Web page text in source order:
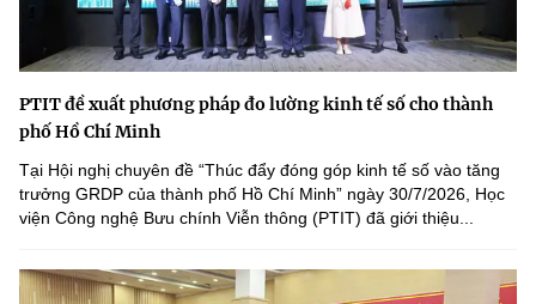
PTIT đề xuất phương pháp đo lường kinh tế số cho thành
phố Hồ Chí Minh
Tại Hội nghị chuyên đề “Thúc đẩy đóng góp kinh tế số vào tăng
trưởng GRDP của thành phố Hồ Chí Minh” ngày 30/7/2026, Học
viện Công nghệ Bưu chính Viễn thông (PTIT) đã giới thiệu...